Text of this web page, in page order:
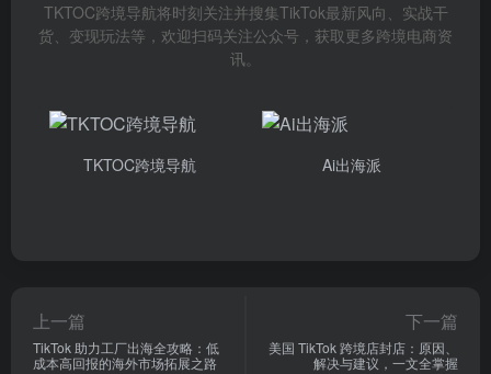
TKTOC跨境导航将时刻关注并搜集TikTok最新风向、实战干
货、变现玩法等，欢迎扫码关注公众号，获取更多跨境电商资
讯。
TKTOC跨境导航 Ai出海派
上一篇
TikTok 助力工厂出海全攻略：低
成本高回报的海外市场拓展之路
下一篇
美国 TikTok 跨境店封店：原因、
解决与建议，一文全掌握